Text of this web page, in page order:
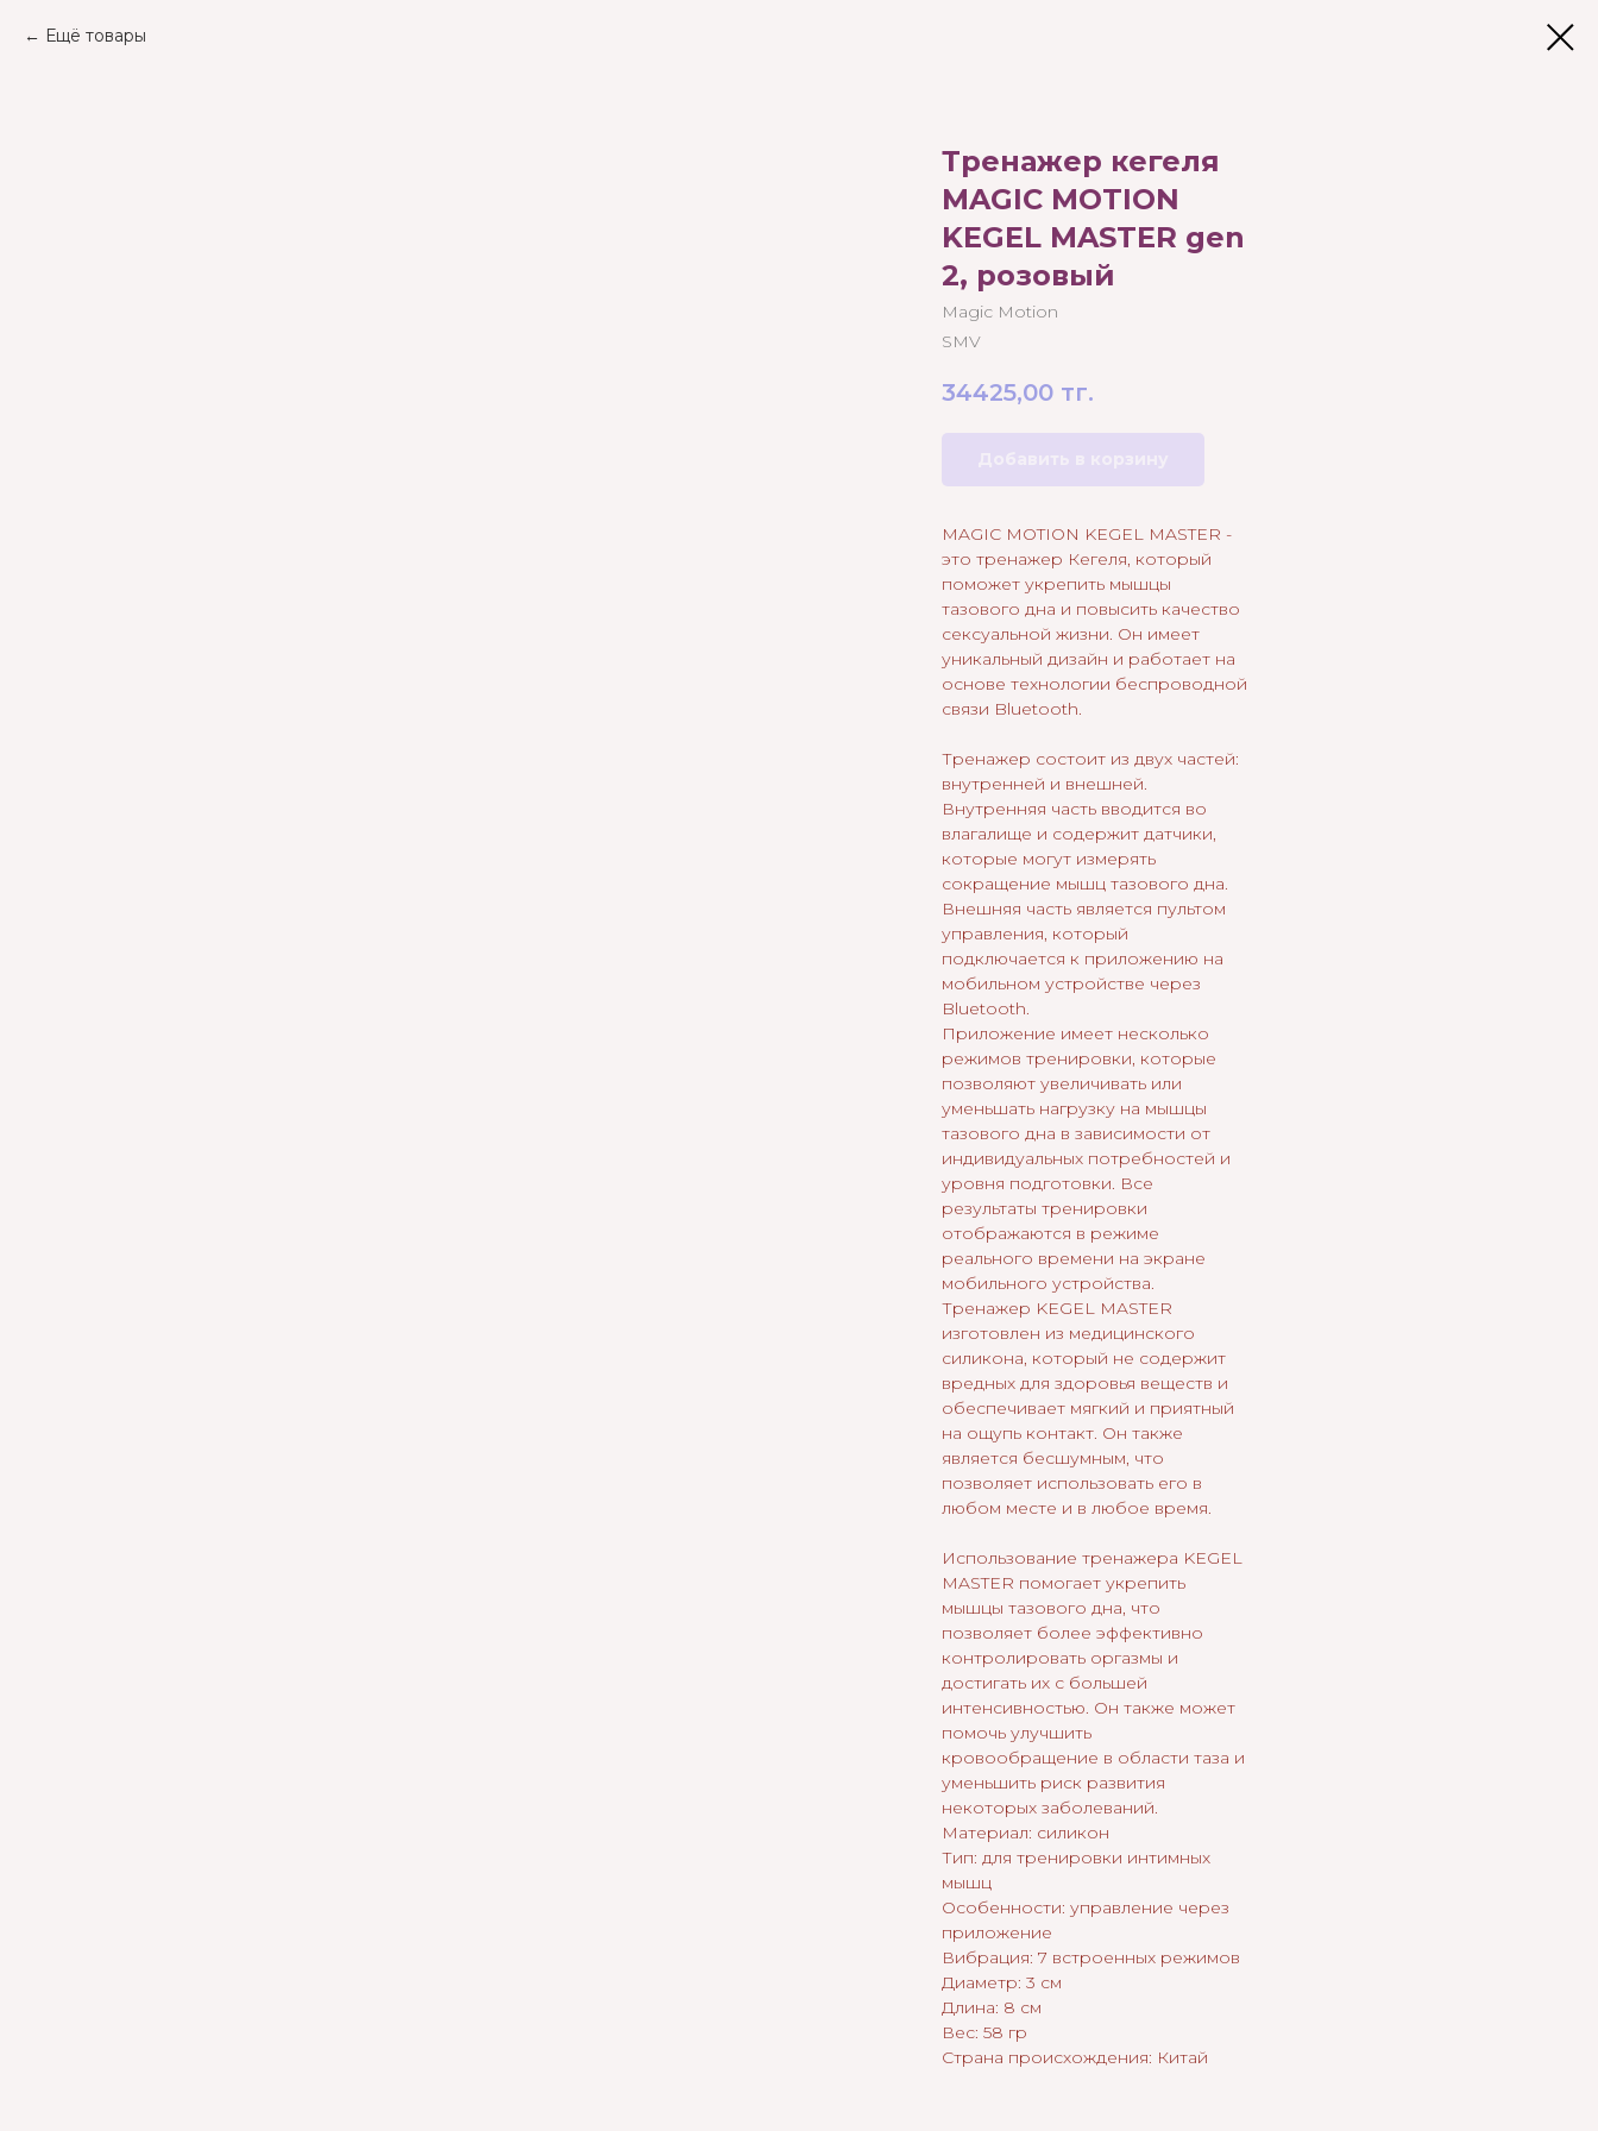
Ещё товары
Тренажер кегеля
MAGIC MOTION
KEGEL MASTER gen
2, розовый
Magic Motion
SMV
34425,00 тг.
MAGIC MOTION KEGEL MASTER -
это тренажер Кегеля, который
поможет укрепить мышцы
тазового дна и повысить качество
сексуальной жизни. Он имеет
уникальный дизайн и работает на
основе технологии беспроводной
связи Bluetooth.
Тренажер состоит из двух частей:
внутренней и внешней.
Внутренняя часть вводится во
влагалище и содержит датчики,
которые могут измерять
сокращение мышц тазового дна.
Внешняя часть является пультом
управления, который
подключается к приложению на
мобильном устройстве через
Bluetooth.
Приложение имеет несколько
режимов тренировки, которые
позволяют увеличивать или
уменьшать нагрузку на мышцы
тазового дна в зависимости от
индивидуальных потребностей и
уровня подготовки. Все
результаты тренировки
отображаются в режиме
реального времени на экране
мобильного устройства.
Тренажер KEGEL MASTER
изготовлен из медицинского
силикона, который не содержит
вредных для здоровья веществ и
обеспечивает мягкий и приятный
на ощупь контакт. Он также
является бесшумным, что
позволяет использовать его в
любом месте и в любое время.
Использование тренажера KEGEL
MASTER помогает укрепить
мышцы тазового дна, что
позволяет более эффективно
контролировать оргазмы и
достигать их с большей
интенсивностью. Он также может
помочь улучшить
кровообращение в области таза и
уменьшить риск развития
некоторых заболеваний.
Материал: силикон
Тип: для тренировки интимных
мышц
Особенности: управление через
приложение
Вибрация: 7 встроенных режимов
Диаметр: 3 см
Длина: 8 см
Вес: 58 гр
Страна происхождения: Китай